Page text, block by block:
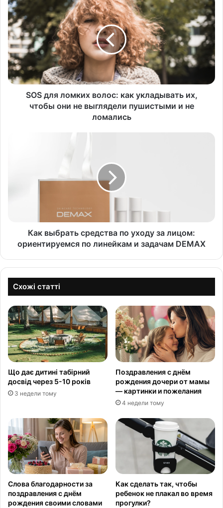
SOS для ломких волос: как укладывать их,
чтобы они не выглядели пушистыми и не
ломались
Как выбрать средства по уходу за лицом:
ориентируемся по линейкам и задачам DEMAX
Схожі статті
Що дає дитині табірний
досвід через 5-10 років
3 недели тому
Поздравления с днём
рождения дочери от мамы
— картинки и пожелания
4 недели тому
Слова благодарности за
поздравления с днём
рождения своими словами
Как сделать так, чтобы
ребенок не плакал во время
прогулки?